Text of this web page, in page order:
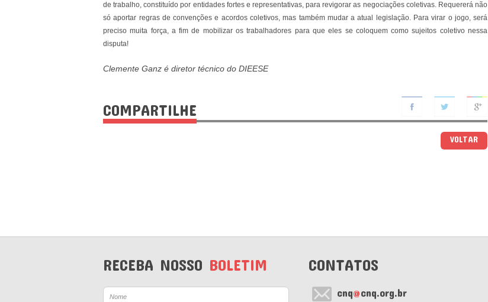
de trabalho, constituído por entidades fortes e representativas, para revigorar as negociações coletivas. Requererá não
só aportar regras de convenções e acordos coletivos, mas também mudar a atual legislação. Para virar o jogo, será
preciso muita força, a fim de mobilizar os trabalhadores para que eles se coloquem como sujeitos coletivo nessa
disputa!
Clemente Ganz é diretor técnico do DIEESE
COMPARTILHE
VOLTAR
RECEBA NOSSO BOLETIM CONTATOS
cnq@cnq.org.br